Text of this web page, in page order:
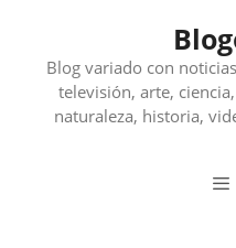
contenidoBlog variado con
televisión, arte,
naturaleza, historia,